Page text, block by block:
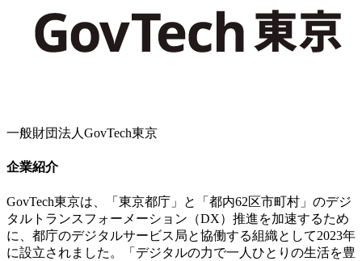
一般財団法人GovTech東京
企業紹介
GovTech東京は、「東京都庁」と「都内62区市町村」のデジ
タルトランスフォーメーション（DX）推進を加速するため
に、都庁のデジタルサービス局と協働する組織として2023年
に設立されました。「デジタルの力で一人ひとりの生活を豊